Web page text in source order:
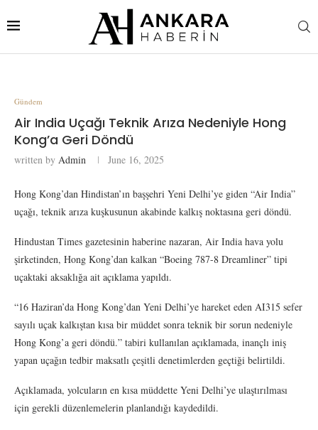
Gündem
Air India Uçağı Teknik Arıza Nedeniyle Hong
Kong’a Geri Döndü
written by Admin June 16, 2025
Hong Kong’dan Hindistan’ın başşehri Yeni Delhi’ye giden “Air India”
uçağı, teknik arıza kuşkusunun akabinde kalkış noktasına geri döndü.
Hindustan Times gazetesinin haberine nazaran, Air India hava yolu
şirketinden, Hong Kong’dan kalkan “Boeing 787-8 Dreamliner” tipi
uçaktaki aksaklığa ait açıklama yapıldı.
“16 Haziran’da Hong Kong’dan Yeni Delhi’ye hareket eden AI315 sefer
sayılı uçak kalkıştan kısa bir müddet sonra teknik bir sorun nedeniyle
Hong Kong’a geri döndü.” tabiri kullanılan açıklamada, inançlı iniş
yapan uçağın tedbir maksatlı çeşitli denetimlerden geçtiği belirtildi.
Açıklamada, yolcuların en kısa müddette Yeni Delhi’ye ulaştırılması
için gerekli düzenlemelerin planlandığı kaydedildi.